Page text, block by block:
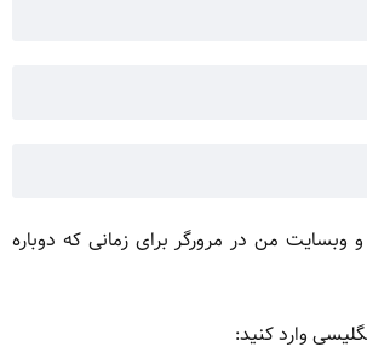
و وبسایت من در مرورگر برای زمانی که دوباره
وارد کنید: